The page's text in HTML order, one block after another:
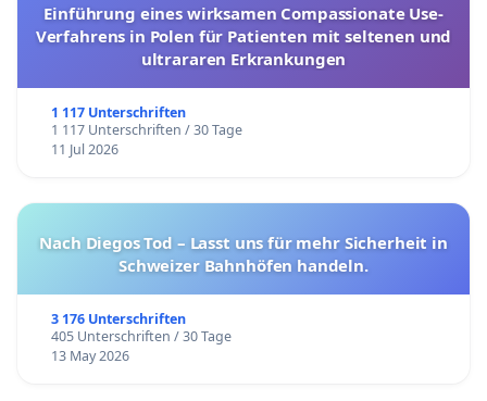
Einführung eines wirksamen Compassionate Use-
Verfahrens in Polen für Patienten mit seltenen und
ultrararen Erkrankungen
1 117 Unterschriften
1 117 Unterschriften / 30 Tage
11 Jul 2026
Nach Diegos Tod – Lasst uns für mehr Sicherheit in
Schweizer Bahnhöfen handeln.
3 176 Unterschriften
405 Unterschriften / 30 Tage
13 May 2026